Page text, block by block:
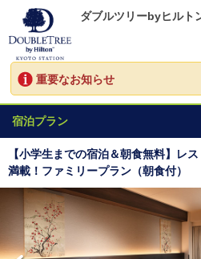
ダブルツリーbyヒルト
重要なお知らせ
宿泊プラン
【小学生までの宿泊＆朝食無料】レ
満載！ファミリープラン（朝食付）